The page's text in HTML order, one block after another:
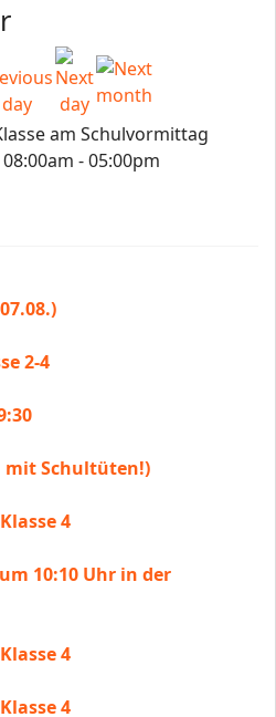
am Schulvormittag
- 05:00pm
2-4
mit Schultüten!)
4
10:10 Uhr in der
4
4